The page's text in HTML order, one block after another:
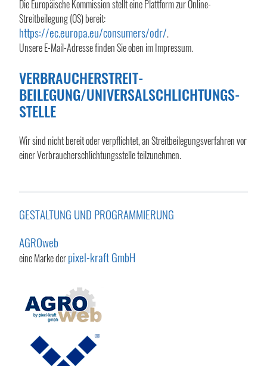
Die Europäische Kommission stellt eine Plattform zur Online-
Streitbeilegung (OS) bereit:
https://ec.europa.eu/consumers/odr/.
Unsere E-Mail-Adresse finden Sie oben im Impressum.
VERBRAUCHER­STREIT­
BEILEGUNG/UNIVERSAL­SCHLICHTUNGS­
STELLE
Wir sind nicht bereit oder verpflichtet, an Streitbeilegungsverfahren vor
einer Verbraucherschlichtungsstelle teilzunehmen.
GESTALTUNG UND PROGRAMMIERUNG
AGROweb
eine Marke derpixel-kraft GmbH